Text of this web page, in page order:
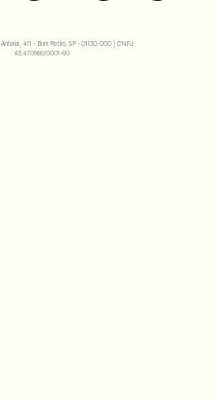
Anhaia, 411 - Bom Retiro, SP - 01130-000 | CNPJ:
43.470566/0001-90